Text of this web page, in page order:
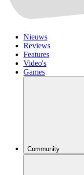
Nieuws
Reviews
Features
Video's
Games
Community